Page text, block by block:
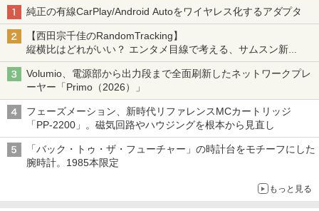
純正の有線CarPlay/Android Autoをワイヤレス化するアダプタ
【西田宗千佳のRandomTracking】
縦横比はどれがいい？ エンタメ目線で考える、サムスン新
「Galaxy Z Fold」
Volumio、電源部から出力段まで全面刷新したネットワークプレ
ーヤー「Primo（2026）」
フェーズメーション、新時代リファレンスMCカートリッジ
「PP-2200」。磁気回路やハウジングを根本から見直し
「バック・トゥ・ザ・フューチャー」の時計台をモチーフにした
腕時計。1985本限定
もっと見る